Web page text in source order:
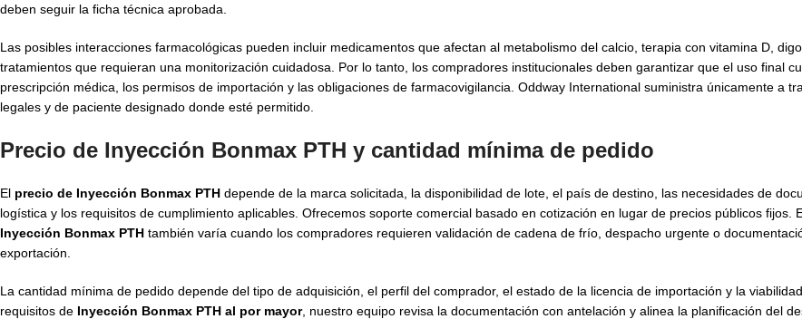
deben seguir la ficha técnica aprobada.
Las posibles interacciones farmacológicas pueden incluir medicamentos que afectan al metabolismo del calcio, terapia con vitamina D,
tratamientos que requieran una monitorización cuidadosa. Por lo tanto, los compradores institucionales deben garantizar que el uso final
prescripción médica, los permisos de importación y las obligaciones de farmacovigilancia. Oddway International suministra únicamente a
legales y de paciente designado donde esté permitido.
Precio de Inyección Bonmax PTH y cantidad mínima de pedido
El precio de Inyección Bonmax PTH depende de la marca solicitada, la disponibilidad de lote, el país de destino, las necesidades de
logística y los requisitos de cumplimiento aplicables. Ofrecemos soporte comercial basado en cotización en lugar de precios públicos fijos.
Inyección Bonmax PTH también varía cuando los compradores requieren validación de cadena de frío, despacho urgente o
exportación.
La cantidad mínima de pedido depende del tipo de adquisición, el perfil del comprador, el estado de la licencia de importación y la
requisitos de Inyección Bonmax PTH al por mayor, nuestro equipo revisa la documentación con antelación y alinea la planificación del